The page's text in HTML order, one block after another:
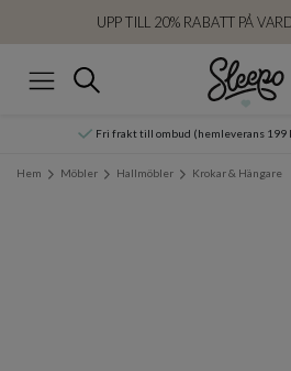
UPP TILL 20% RABATT PÅ
Sök
Fri frakt till ombud (hemleverans 199
Hem Möbler Hallmöbler Krokar & Hängare